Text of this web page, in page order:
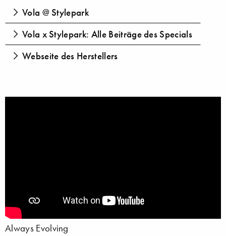
Vola @ Stylepark
Vola x Stylepark: Alle Beiträge des Specials
Webseite des Herstellers
Always Evolving